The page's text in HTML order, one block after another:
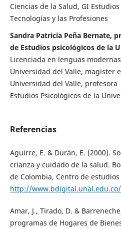
Ciencias de la Salud, GI
Tecnologías y las Profesiones
Sandra Patricia Peña Bernate,
de Estudios psicológicos de la
Licenciada en lenguas
Universidad del Valle, magister
Universidad del Valle,
Estudios Psicológicos de la
Referencias
Aguirre, E. & Durán, E. (2000).
crianza y cuidado de la salud.
de Colombia, Centro de
http://www.bdigital.unal.edu.co/
Amar, J., Tirado, D. &
programas de Hogares de